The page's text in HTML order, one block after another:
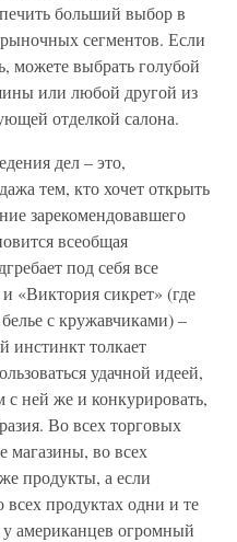
больший выбор в
сегментов. Если
можете выбрать голубой
или любой другой из
отделкой салона.
дел – это,
тем, кто хочет открыть
зарекомендовавшего
всеобщая
под себя все
«Виктория сикрет» (где
с кружавчиками) –
инстинкт толкает
удачной идеей,
с ней же и конкурировать,
Во всех торговых
магазины, во всех
продукты, а если
всех продуктах одни и те
американцев огромный